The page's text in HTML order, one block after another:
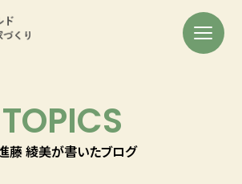
TOPICS
藤 綾美が書いたブログ